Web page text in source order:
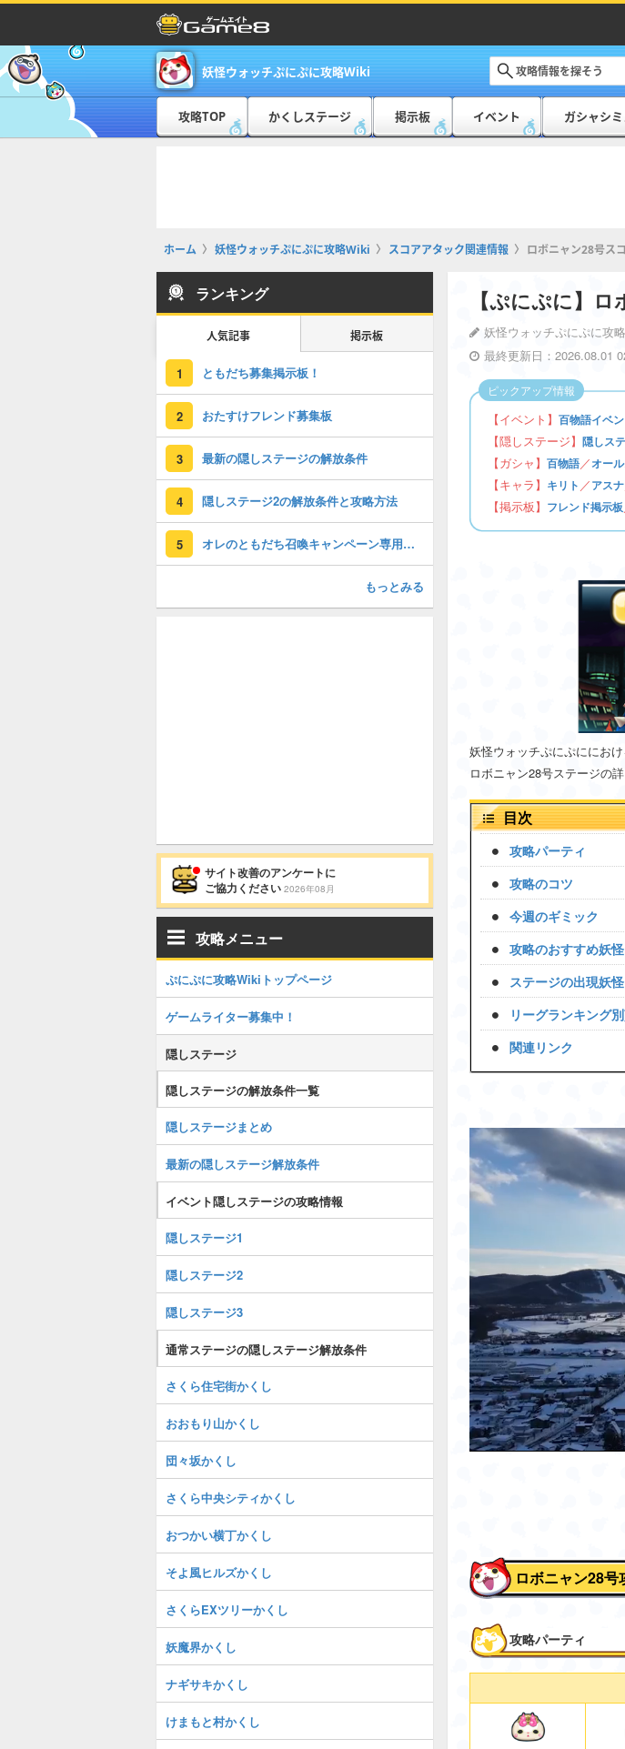
妖怪ウォッチぷにぷに攻略Wiki
攻略TOP かくしステージ 掲示板 イベント ガシャシ
ホーム 妖怪ウォッチぷにぷに攻略Wiki スコアアタック関連情報 ロボニャン28号ス
【ぷにぷに】
妖怪ウォッチぷにぷに攻
最終更新日：2026.08.01
【イベント】 百物語イベ
【隠しステージ】 隠しス
【ガシャ】 百物語／オー
【キャラ】 キリト ／アスナ
【掲示板】 フレンド掲示板
ピックアップ情報
妖怪ウォッチぷにぷににお
ロボニャン28号ステージの
目次
攻略パーティ
攻略のコツ
今週のギミック
攻略のおすすめ妖怪
ステージの出現妖怪
リーグランキング
関連リンク
ロボニャン28号
攻略パーティ
ランキング
人気記事 掲示板
1 ともだち募集掲示板！
2 おたすけフレンド募集板
3 最新の隠しステージの解放条件
4 隠しステージ2の解放条件と攻略方法
5 オレのともだち召喚キャンペーン専用掲示板
もっとみる
サイト改善のアンケートに
ご協力ください 2026年08月
攻略メニュー
ぷにぷに攻略Wikiトップページ
ゲームライター募集中！
隠しステージ
隠しステージの解放条件一覧
隠しステージまとめ
最新の隠しステージ解放条件
イベント隠しステージの攻略情報
隠しステージ1
隠しステージ2
隠しステージ3
通常ステージの隠しステージ解放条件
さくら住宅街かくし
おおもり山かくし
団々坂かくし
さくら中央シティかくし
おつかい横丁かくし
そよ風ヒルズかくし
さくらEXツリーかくし
妖魔界かくし
ナギサキかくし
けまもと村かくし